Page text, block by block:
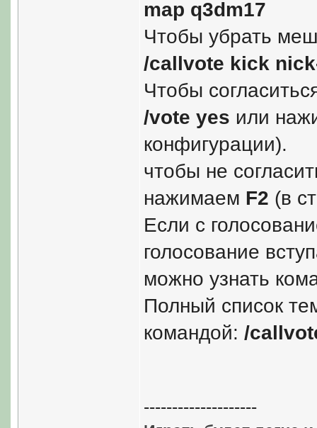
map q3dm17
Чтобы убрать
/callvote kick
Чтобы
/vote yes или
конфигурации).
чтобы не
нажимаем F2 (в
Если с
голосование
можно узнать
Полный список
командой: /
--------------------